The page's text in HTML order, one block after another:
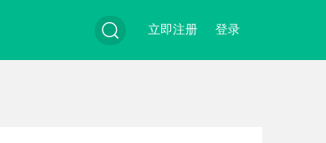
登录
立即注册